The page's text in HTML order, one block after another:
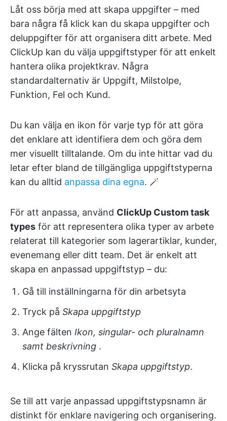
Låt oss börja med att skapa uppgifter – med
bara några få klick kan du skapa uppgifter och
deluppgifter för att organisera ditt arbete. Med
ClickUp kan du välja uppgiftstyper för att enkelt
hantera olika projektkrav. Några
standardalternativ är Uppgift, Milstolpe,
Funktion, Fel och Kund.
Du kan välja en ikon för varje typ för att göra
det enklare att identifiera dem och göra dem
mer visuellt tilltalande. Om du inte hittar vad du
letar efter bland de tillgängliga uppgiftstyperna
kan du alltid anpassa dina egna. 🪄
För att anpassa, använd ClickUp Custom task
types för att representera olika typer av arbete
relaterat till kategorier som lagerartiklar, kunder,
evenemang eller ditt team. Det är enkelt att
skapa en anpassad uppgiftstyp – du:
Gå till inställningarna för din arbetsyta
Tryck på Skapa uppgiftstyp
Ange fälten Ikon, singular- och pluralnamn
samt beskrivning .
Klicka på kryssrutan Skapa uppgiftstyp.
Se till att varje anpassad uppgiftstypsnamn är
distinkt för enklare navigering och organisering.